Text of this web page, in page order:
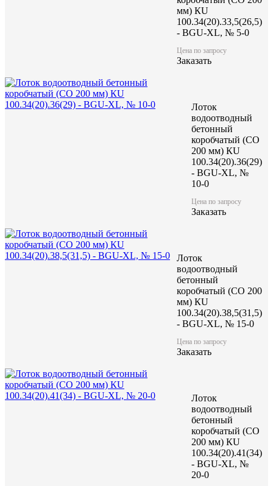
мм) КU
100.34(20).33,5(26,5)
- BGU-XL, № 5-0
Цена по запросу
Заказать
Лоток
водоотводный
бетонный
коробчатый (CO
200 мм) КU
100.34(20).36(29)
- BGU-XL, №
10-0
Цена по запросу
Заказать
Лоток
водоотводный
бетонный
коробчатый (CO 200
мм) КU
100.34(20).38,5(31,5)
- BGU-XL, № 15-0
Цена по запросу
Заказать
Лоток
водоотводный
бетонный
коробчатый (CO
200 мм) КU
100.34(20).41(34)
- BGU-XL, №
20-0